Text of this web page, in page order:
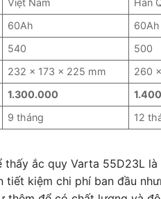
Việt Nam Hàn
60Ah 60Ah
540 500
232 x 173 x 225 mm 260
1.300.000
9 tháng 12
thấy ắc quy Varta 55D23L
tiết kiệm chi phí ban đầu